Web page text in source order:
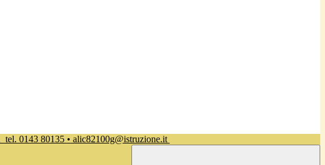
tel. 0143 80135 • alic82100g@istruzione.it